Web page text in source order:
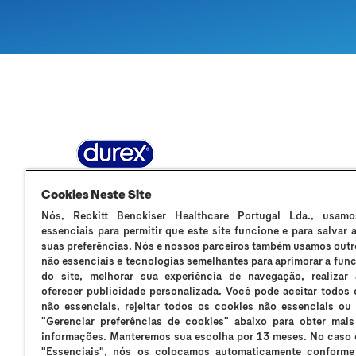
Os preservativos Durex são dispositivos médicos de uso único
Durex Massage 2in1 são dispositivos médicos que suavizam
lubrificantes Durex podem reduzir a mobilidade do esperma; se
preservativos Durex Placer Prolongado e Durex Mutual Clímax
da gravidez ou transmissão de IST. Evite o contacto com os
farmacêutico. Se sentir irritação ou desconforto interrompa o
frequência, ou se estiver grávida ou a amamentar, consulte o
Cookies Neste Site
Nós, Reckitt Benckiser Healthcare Portugal Lda.,
essenciais para permitir que este site funcione e para salvar
suas preferências. Nós e nossos parceiros também usamos
não essenciais e tecnologias semelhantes para aprimorar a
do site, melhorar sua experiência de navegação, realizar
oferecer publicidade personalizada. Você pode aceitar todos
não essenciais, rejeitar todos os cookies não essenciais ou
"Gerenciar preferências de cookies" abaixo para obter
informações. Manteremos sua escolha por 13 meses. No caso
"Essenciais", nós os colocamos automaticamente